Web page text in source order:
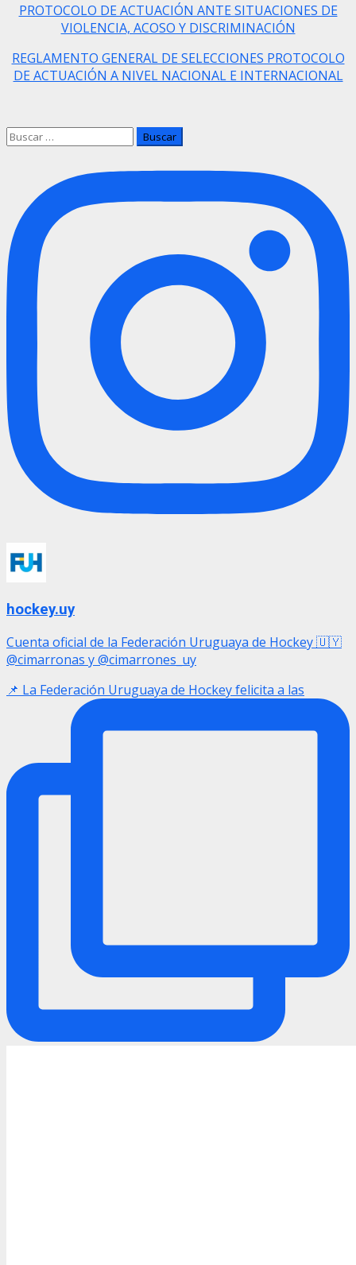
PROTOCOLO DE ACTUACIÓN ANTE SITUACIONES DE
VIOLENCIA, ACOSO Y DISCRIMINACIÓN
REGLAMENTO GENERAL DE SELECCIONES PROTOCOLO
DE ACTUACIÓN A NIVEL NACIONAL E INTERNACIONAL
Buscar:
hockey.uy
Cuenta oficial de la Federación Uruguaya de Hockey 🇺🇾
@cimarronas y @cimarrones_uy
📌 La Federación Uruguaya de Hockey felicita a las